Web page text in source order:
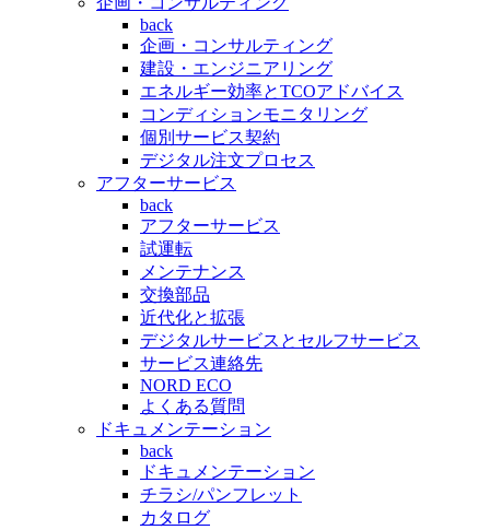
back
企画・コンサルティング
建設・エンジニアリング
エネルギー効率とTCOアドバイス
コンディションモニタリング
個別サービス契約
デジタル注文プロセス
アフターサービス
back
アフターサービス
試運転
メンテナンス
交換部品
近代化と拡張
デジタルサービスとセルフサービス
サービス連絡先
NORD ECO
よくある質問
ドキュメンテーション
back
ドキュメンテーション
チラシ/パンフレット
カタログ